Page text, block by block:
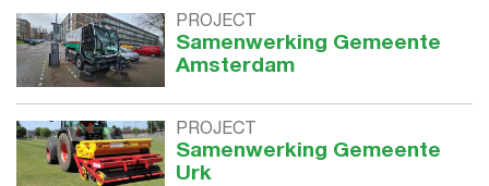
PROJECT
Samenwerking Gemeente
Amsterdam
PROJECT
Samenwerking Gemeente
Urk